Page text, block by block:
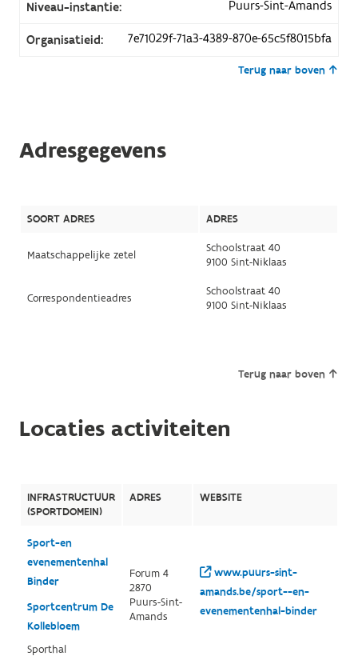
Niveau-instantie: Puurs-Sint-Amands
Organisatieid: 7e71029f-71a3-4389-870e-65c5f8015bfa
Terug naar boven
Adresgegevens
SOORT ADRES ADRES
Maatschappelijke zetel
Schoolstraat 40
9100 Sint-Niklaas
Correspondentieadres
Schoolstraat 40
9100 Sint-Niklaas
Terug naar boven
Locaties activiteiten
INFRASTRUCTUUR
(SPORTDOMEIN)
ADRES WEBSITE
Sport-en
evenementenhal
Binder
Sportcentrum De
Kollebloem
Sporthal
Forum 4
2870
Puurs-Sint-
Amands
www.puurs-sint-
amands.be/sport--en-
evenementenhal-binder